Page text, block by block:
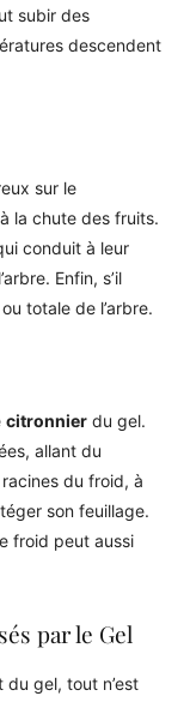
subir des
descendent
sur le
la chute des fruits.
conduit à leur
Enfin, s’il
totale de l’arbre.
citronnier du gel.
allant du
du froid, à
son feuillage.
froid peut aussi
par le Gel
du gel, tout n’est